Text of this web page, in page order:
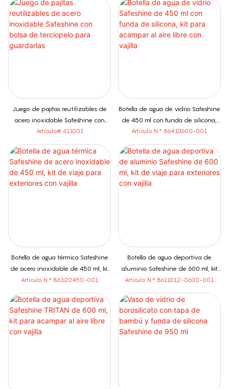
Juego de pajitas reutilizables de
acero inoxidable Safeshine con
bolsa de terciopelo para guardarlas
Artículo# 611001
Botella de agua de vidrio Safeshine
de 450 ml con funda de silicona,
kit para acampar al aire libre con
Artículo N.° 86410600-001
Botella de agua térmica Safeshine
de acero inoxidable de 450 ml, kit
de viaje para exteriores con vajilla
Artículo N.° 86320450-001
Botella de agua deportiva de
aluminio Safeshine de 600 ml, kit
de viaje para exteriores con vajilla
Artículo N.° 8611012-0600-001